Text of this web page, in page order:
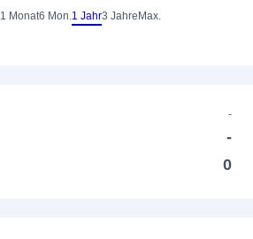
1 Monat6 Mon.1 Jahr3 Jahre Max.
-
-
0